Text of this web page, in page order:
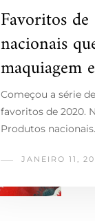
Favoritos
nacionais
maquiagem
Começou a série
favoritos de 2020.
Produtos
JANEIRO 11,